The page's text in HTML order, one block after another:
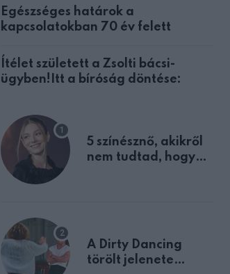
Egészséges határok a
kapcsolatokban 70 év felett
Ítélet született a Zsolti bácsi-
ügyben!Itt a bíróság döntése:
5 színésznő, akikről
nem tudtad, hogy
A Dirty Dancing
törölt jelenete